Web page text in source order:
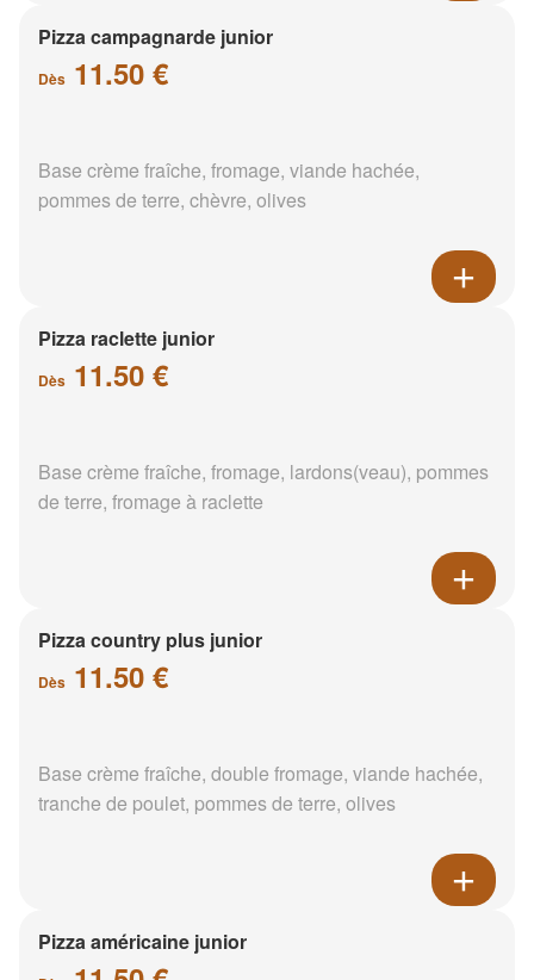
Pizza campagnarde junior
Dès 11.50 €
Base crème fraîche, fromage, viande hachée,
pommes de terre, chèvre, olives
Pizza raclette junior
Dès 11.50 €
Base crème fraîche, fromage, lardons(veau), pommes
de terre, fromage à raclette
Pizza country plus junior
Dès 11.50 €
Base crème fraîche, double fromage, viande hachée,
tranche de poulet, pommes de terre, olives
Pizza américaine junior